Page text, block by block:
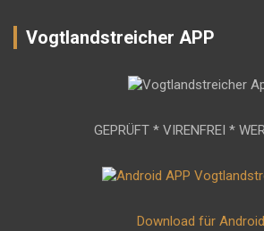
Vogtlandstreicher APP
GEPRÜFT * VIRENFREI *
Download für Android